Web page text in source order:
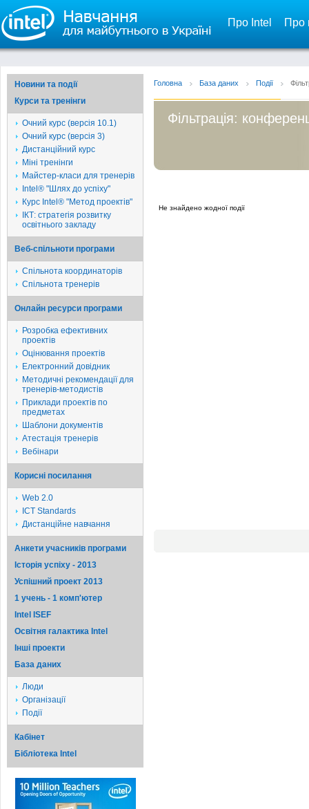
Про Intel Про
Новини та події
Курси та тренінги
Очний курс (версія 10.1)
Очний курс (версія 3)
Дистанційний курс
Міні тренінги
Майстер-класи для тренерів
Intel® "Шлях до успіху"
Курс Intel® "Метод проектів"
ІКТ: стратегія розвитку
освітнього закладу
Веб-спільноти програми
Спільнота координаторів
Спільнота тренерів
Онлайн ресурси програми
Розробка ефективних
проектів
Оцінювання проектів
Електронний довідник
Методичні рекомендації для
тренерів-методистів
Приклади проектів по
предметах
Шаблони документів
Атестація тренерів
Вебінари
Корисні посилання
Web 2.0
ICT Standards
Дистанційне навчання
Анкети учасників програми
Історія успіху - 2013
Успішний проект 2013
1 учень - 1 комп'ютер
Intel ISEF
Освітня галактика Intel
Iншi проекти
База даних
Люди
Організації
Події
Кабінет
Бібліотека Intel
Головна База даних Події
Фільтрація:
Не знайдено жодної події